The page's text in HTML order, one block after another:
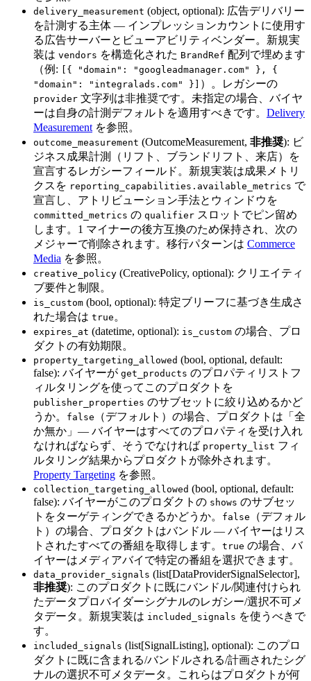
delivery_measurement (object, optional): 広告デリバリー
を計測する主体 — インプレッションカウントに使用す
る広告サーバーとビューアビリティベンダー。新規実
装は vendors を構造化された BrandRef 配列で埋めます
（例:
[{ "domain": "googleadmanager.com" }, {
"domain": "integralads.com" }]
）。レガシーの
provider 文字列は非推奨です。未指定の場合、バイヤ
ーは自身の計測デフォルトを適用すべきです。 Delivery
Measurement を参照。
outcome_measurement (OutcomeMeasurement, 非推奨): ビ
ジネス成果計測（リフト、ブランドリフト、来店）を
宣言するレガシーフィールド。新規実装は成果メトリ
クスを reporting_capabilities.available_metrics で
宣言し、アトリビューション手法とウィンドウを
committed_metrics の qualifier スロットでピン留め
します。1 マイナーの後方互換のため保持され、次の
メジャーで削除されます。移行パターンは Commerce
Media を参照。
creative_policy (CreativePolicy, optional): クリエイティ
ブ要件と制限。
is_custom (bool, optional): 特定ブリーフに基づき生成さ
れた場合は true 。
expires_at (datetime, optional): is_custom の場合、プロ
ダクトの有効期限。
property_targeting_allowed (bool, optional, default:
false): バイヤーが get_products のプロパティリストフ
ィルタリングを使ってこのプロダクトを
publisher_properties のサブセットに絞り込めるかど
うか。
false
（デフォルト）の場合、プロダクトは「全
か無か」— バイヤーはすべてのプロパティを受け入れ
なければならず、そうでなければ property_list フィ
ルタリング結果からプロダクトが除外されます。
Property Targeting を参照。
collection_targeting_allowed (bool, optional, default:
false): バイヤーがこのプロダクトの shows のサブセッ
トをターゲティングできるかどうか。
false
（デフォル
ト）の場合、プロダクトはバンドル — バイヤーはリス
トされたすべての番組を取得します。 true の場合、バ
イヤーはメディアバイで特定の番組を選択できます。
data_provider_signals (list[DataProviderSignalSelector],
非推奨): このプロダクトに既にバンドル/関連付けられ
たデータプロバイダーシグナルのレガシー/選択不可メ
タデータ。新規実装は included_signals を使うべきで
す。
included_signals (list[SignalListing], optional): このプロ
ダクトに既に含まれる/バンドルされる/計画されたシグ
ナルの選択不可メタデータ。これらはプロダクトが何